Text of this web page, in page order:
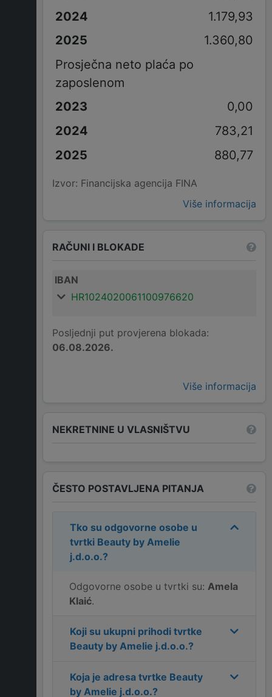
1.179,93
1.360,80
Prosječna neto plaća po
zaposlenom
0,00
783,21
880,77
Izvor: Financijska agencija FINA
Više informacija
RAČUNI I BLOKADE
IBAN
HR1024020061100976620
Posljednji put provjerena blokada:
06.08.2026.
Više informacija
NEKRETNINE U VLASNIŠTVU
ČESTO POSTAVLJENA PITANJA
Tko su odgovorne osobe u
tvrtki Beauty by Amelie
j.d.o.o.?
Odgovorne osobe u tvrtki su: Amela
Klaić.
Koji su ukupni prihodi tvrtke
Beauty by Amelie j.d.o.o.?
Koja je adresa tvrtke Beauty
by Amelie j.d.o.o.?